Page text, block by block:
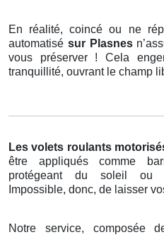
En réalité, coincé ou ne
automatisé sur Plasnes
vous préserver ! Cela
tranquillité, ouvrant le champ
Les volets roulants
être appliqués comme
protégeant du soleil ou
Impossible, donc, de laisser
Notre service, composée